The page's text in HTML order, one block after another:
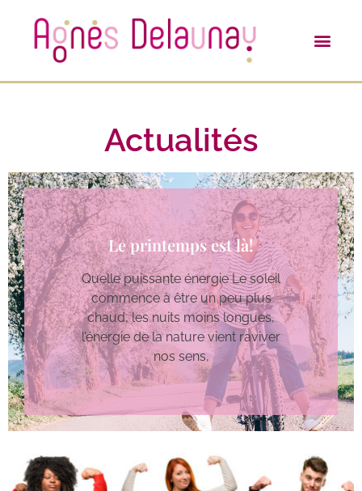
Actualités
Le printemps est là!
Quelle puissante énergie Le soleil
commence à être un peu plus
chaud, les nuits moins longues,
l’énergie de la nature vient raviver
nos sens,